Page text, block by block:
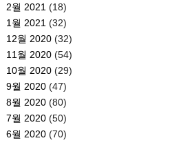
2월 2021 (18)
1월 2021 (32)
12월 2020(32)
11월 2020(54)
10월 2020(29)
9월 2020(47)
8월 2020(80)
7월 2020(50)
6월 2020(70)